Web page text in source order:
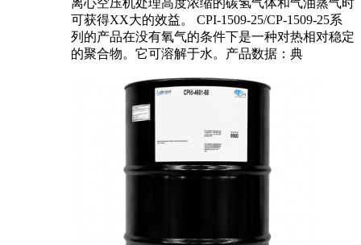
离心空压机处理高度浓缩的碳氢气体和气油蒸气时
可获得XX大的效益。 CPI-1509-25/CP-1509-25系
列的产品在没有氧气的条件下是一种对热相对稳定
的聚合物。它可溶解于水。产品数据：典